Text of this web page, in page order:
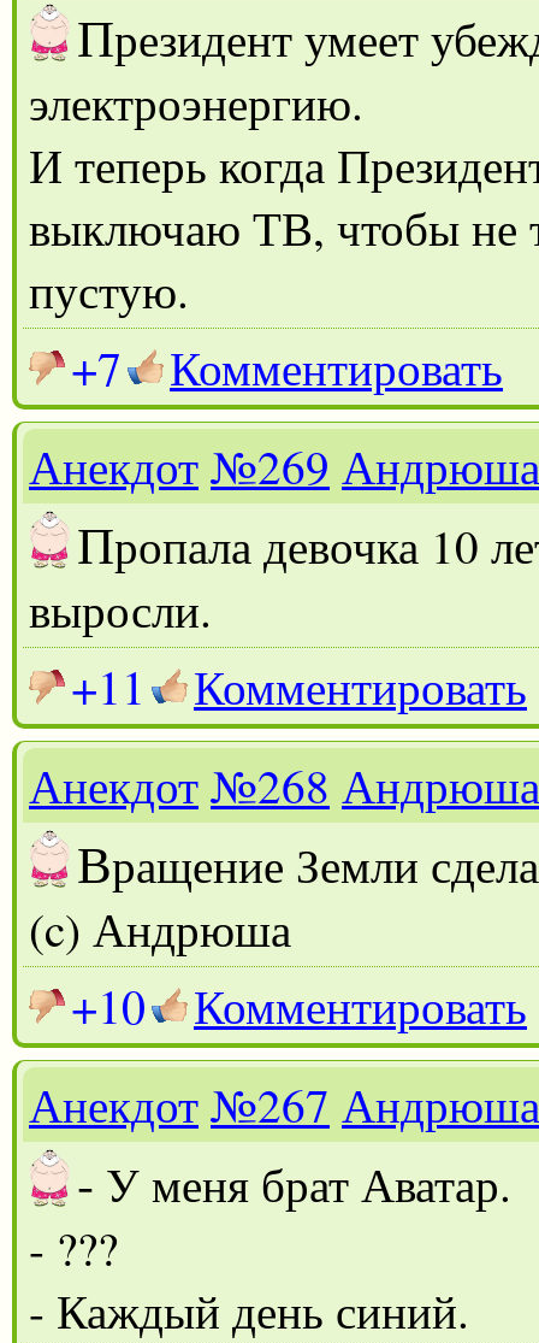
Президент умеет
электроэнергию.
И теперь когда
выключаю ТВ, чтобы не
пустую.
+7
Комментировать
Анекдот№269 Андрюша
Пропала девочка 10
выросли.
+11
Комментировать
Анекдот№268 Андрюша
Вращение Земли
(c) Андрюша
+10
Комментировать
Анекдот№267 Андрюша
- У меня брат Аватар.
- ???
- Каждый день синий.